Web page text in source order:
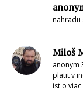
nahradu
Miloš
anonym
platit v
ist o viac